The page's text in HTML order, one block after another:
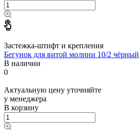
Застежка-штифт и крепления
Бегунок для витой молнии 10/2 чёрный
В наличии
0
Актуальную цену уточняйте
у менеджера
В корзину